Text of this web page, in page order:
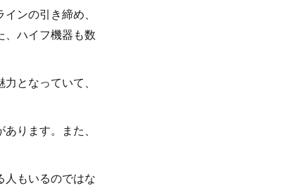
ンの引き締め、
、ハイフ機器も数
となっていて、
ります。また、
人もいるのではな